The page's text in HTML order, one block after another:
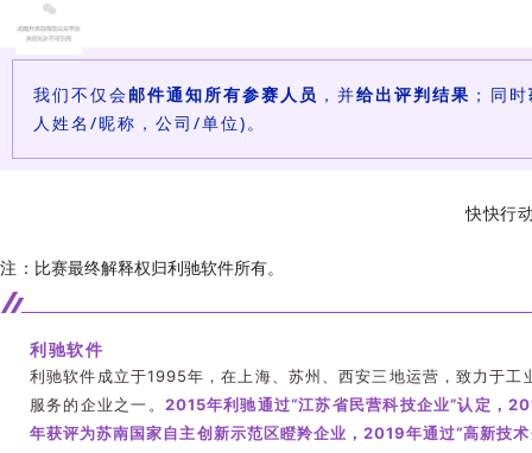
我们不仅会邮件通知所有参赛人员 ，并给出评判结果 ；同时
人姓名/昵称，公司/单位)。
快快行
注： 比赛最终解释权归利驰软件所有。
利驰软件
利驰软件成立于1995年，在上海、苏州、西安三地运营，致力于
服务的企业之一。 2015年利驰通过“江苏省民营科技企业”认定，
年获评为苏南国家自主创新示范区瞪羚企业，2019年通过“高新技